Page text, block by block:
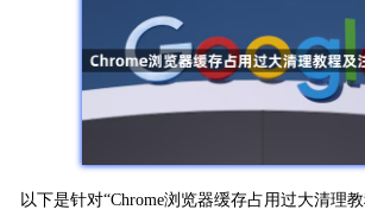
以下是针对“Chrome浏览器缓存占用过大清理